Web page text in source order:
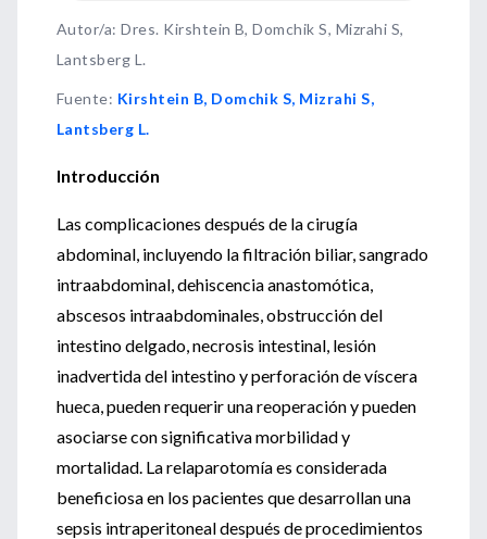
Autor/a: Dres. Kirshtein B, Domchik S, Mizrahi S,
Lantsberg L.
Fuente: Kirshtein B, Domchik S, Mizrahi S,
Lantsberg L.
Introducción
Las complicaciones después de la cirugía
abdominal, incluyendo la filtración biliar, sangrado
intraabdominal, dehiscencia anastomótica,
abscesos intraabdominales, obstrucción del
intestino delgado, necrosis intestinal, lesión
inadvertida del intestino y perforación de víscera
hueca, pueden requerir una reoperación y pueden
asociarse con significativa morbilidad y
mortalidad. La relaparotomía es considerada
beneficiosa en los pacientes que desarrollan una
sepsis intraperitoneal después de procedimientos